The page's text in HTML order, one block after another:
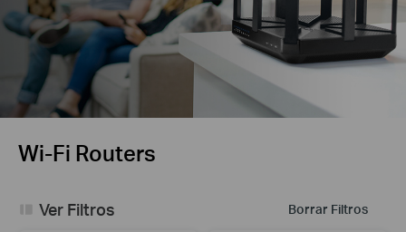
Wi-Fi Routers
Borrar Filtros
Ver Filtros